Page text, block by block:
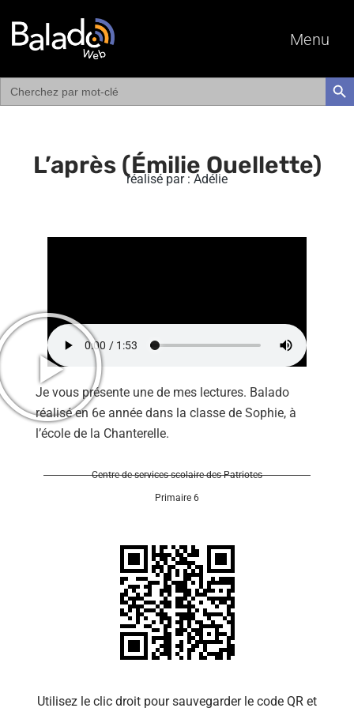
Menu
Search
for:
L’après (Émilie Ouellette)
réalisé par : Adélie
Je vous présente une de mes lectures. Balado
réalisé en 6e année dans la classe de Sophie, à
l’école de la Chanterelle.
Centre de services scolaire des Patriotes
Primaire 6
Utilisez le clic droit pour sauvegarder le code QR et